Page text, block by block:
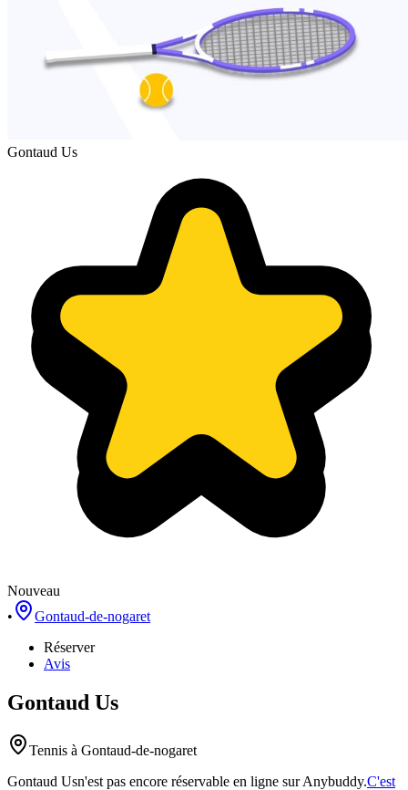
Gontaud Us
Nouveau
•
Gontaud-de-nogaret
Réserver
Avis
Gontaud Us
Tennis à Gontaud-de-nogaret
Gontaud Usn'est pas encore réservable en ligne sur Anybuddy.C'est